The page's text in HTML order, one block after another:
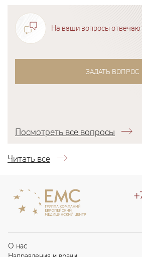
На ваши вопросы
ЗАДАТЬ ВОПРОС
Посмотреть все вопросы
Читать все
О нас